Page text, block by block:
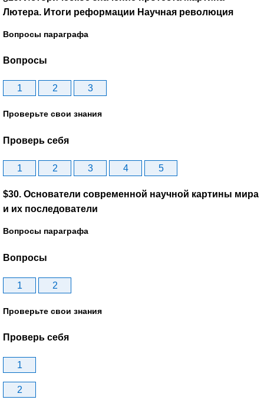
Лютера. Итоги реформации Научная революция
Вопросы параграфа
Вопросы
1 2 3
Проверьте свои знания
Проверь себя
1 2 3 4 5
$30. Основатели современной научной картины мира
и их последователи
Вопросы параграфа
Вопросы
1 2
Проверьте свои знания
Проверь себя
1
2